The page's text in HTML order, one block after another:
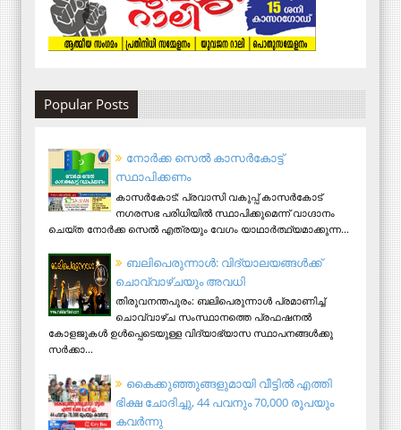
Popular Posts
നോര്‍ക്ക സെല്‍ കാസര്‍കോട്ട്
സ്ഥാപിക്കണം
കാസര്‍കോട്: പ്രവാസി വകുപ്പ് കാസര്‍കോട്
നഗരസഭ പരിധിയില്‍ സ്ഥാപിക്കുമെന്ന് വാഗ്ദാനം
ചെയ്ത നോര്‍ക്ക സെല്‍ എത്രയും വേഗം യാഥാര്‍ത്ഥ്യമാക്കുന്ന...
ബലിപെരുന്നാള്‍: വിദ്യാലയങ്ങള്‍ക്ക്
ചൊവ്വാഴ്ചയും അവധി
തിരുവനന്തപുരം: ബലിപെരുന്നാള്‍ പ്രമാണിച്ച്
ചൊവ്വാഴ്ച സംസ്ഥാനത്തെ പ്രഫഷനല്‍
കോളജുകള്‍ ഉള്‍പ്പെടെയുള്ള വിദ്യാഭ്യാസ സ്ഥാപനങ്ങള്‍ക്കു
സര്‍ക്കാ...
കൈക്കുഞ്ഞുങ്ങളുമായി വീട്ടിൽ എത്തി
ഭിക്ഷ ചോദിച്ചു, 44 പവനും 70,000 രൂപയും
കവർന്നു